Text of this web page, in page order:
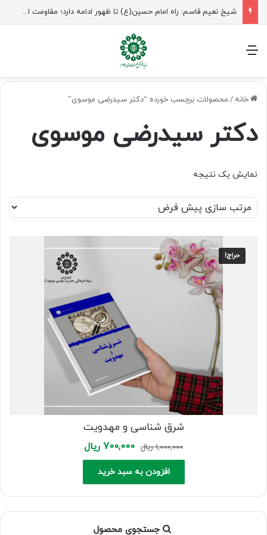
شیخ نعیم قاسم: راه امام حسین(ع) تا ظهور ادامه دارد؛ مقاومت از کربلا الهام می‌گیرد
منو
خانه / محصولات برچسب خورده “دکتر سیدرضی موسوی”
دکتر سیدرضی موسوی
نمایش یک نتیجه
حراج!
شرق شناسی و مهدویت
1,000,000 ریال Original
price
was:
1,000,000 ریال.
700,000 ریالCurrent
price
700,000 ریال.
افزودن به سبد خرید
جستجوی محصول